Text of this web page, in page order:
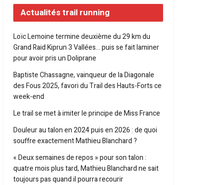
Actualités trail running
Loïc Lemoine termine deuxième du 29 km du
Grand Raid Kiprun 3 Vallées… puis se fait laminer
pour avoir pris un Doliprane
Baptiste Chassagne, vainqueur de la Diagonale
des Fous 2025, favori du Trail des Hauts-Forts ce
week-end
Le trail se met à imiter le principe de Miss France
Douleur au talon en 2024 puis en 2026 : de quoi
souffre exactement Mathieu Blanchard ?
« Deux semaines de repos » pour son talon :
quatre mois plus tard, Mathieu Blanchard ne sait
toujours pas quand il pourra recourir